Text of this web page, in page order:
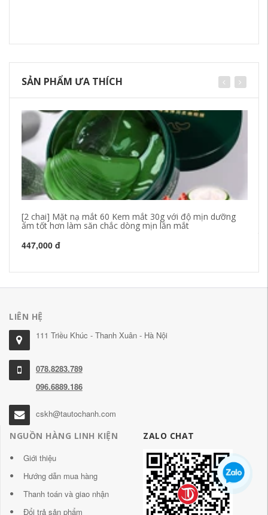
SẢN PHẨM ƯA THÍCH
[2 chai] Mặt nạ mắt 60 Kem mắt 30g với độ mịn dưỡng
ẩm tốt hơn làm săn chắc dòng mịn lăn mắt
447,000 đ
LIÊN HỆ
111 Triều Khúc - Thanh Xuân - Hà Nội
078.8283.789
096.6889.186
cskh@tautochanh.com
NGUỒN HÀNG LINH KIỆN
Giới thiệu
Hướng dẫn mua hàng
Thanh toán và giao nhận
Đổi trả sản phẩm
ZALO CHAT